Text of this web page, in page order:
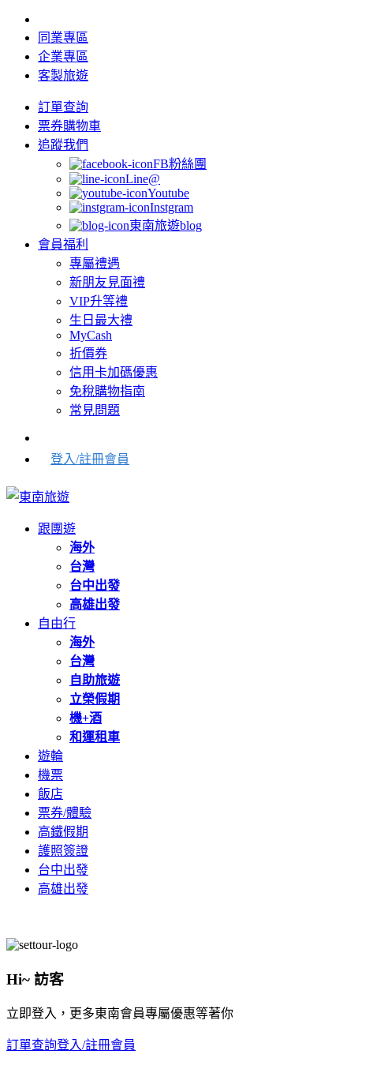
同業專區
企業專區
客製旅遊
訂單查詢
票券購物車
追蹤我們
FB粉絲團
Line@
Youtube
Instgram
東南旅遊blog
會員福利
專屬禮遇
新朋友見面禮
VIP升等禮
生日最大禮
MyCash
折價券
信用卡加碼優惠
免稅購物指南
常見問題
登入/註冊會員
跟團遊
海外
台灣
台中出發
高雄出發
自由行
海外
台灣
自助旅遊
立榮假期
機+酒
和運租車
遊輪
機票
飯店
票券/體驗
高鐵假期
護照簽證
台中出發
高雄出發
Hi~ 訪客
立即登入，更多東南會員專屬優惠等著你
訂單查詢登入/註冊會員